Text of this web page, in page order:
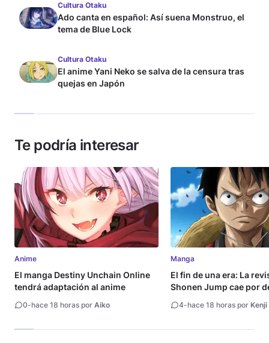
Cultura Otaku
Ado canta en español: Así suena Monstruo, el
tema de Blue Lock
Cultura Otaku
El anime Yani Neko se salva de la censura tras
quejas en Japón
Te podría interesar
Anime
El manga Destiny Unchain Online
tendrá adaptación al anime
0-hace 18 horas por Aiko
Manga
El fin de una era: La
Shonen Jump cae por
millón de copias
4-hace 18 horas por Kenji